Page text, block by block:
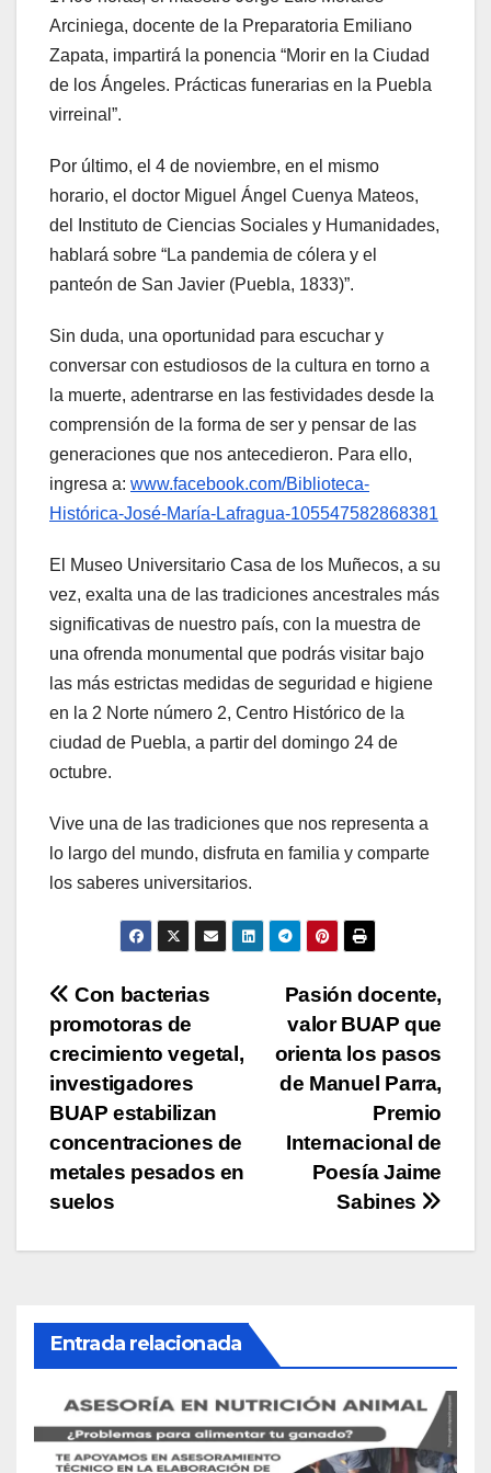
Arciniega, docente de la Preparatoria Emiliano
Zapata, impartirá la ponencia “Morir en la Ciudad
de los Ángeles. Prácticas funerarias en la Puebla
virreinal”.
Por último, el 4 de noviembre, en el mismo
horario, el doctor Miguel Ángel Cuenya Mateos,
del Instituto de Ciencias Sociales y Humanidades,
hablará sobre “La pandemia de cólera y el
panteón de San Javier (Puebla, 1833)”.
Sin duda, una oportunidad para escuchar y
conversar con estudiosos de la cultura en torno a
la muerte, adentrarse en las festividades desde la
comprensión de la forma de ser y pensar de las
generaciones que nos antecedieron. Para ello,
ingresa a: www.facebook.com/Biblioteca-
Histórica-José-María-Lafragua-105547582868381
El Museo Universitario Casa de los Muñecos, a su
vez, exalta una de las tradiciones ancestrales más
significativas de nuestro país, con la muestra de
una ofrenda monumental que podrás visitar bajo
las más estrictas medidas de seguridad e higiene
en la 2 Norte número 2, Centro Histórico de la
ciudad de Puebla, a partir del domingo 24 de
octubre.
Vive una de las tradiciones que nos representa a
lo largo del mundo, disfruta en familia y comparte
los saberes universitarios.
Navegación
de
entradas
Pasión docente,
valor BUAP que
orienta los pasos
de Manuel Parra,
Premio
Internacional de
Poesía Jaime
Sabines
Con bacterias
promotoras de
crecimiento vegetal,
investigadores
BUAP estabilizan
concentraciones de
metales pesados en
suelos
Entrada relacionada